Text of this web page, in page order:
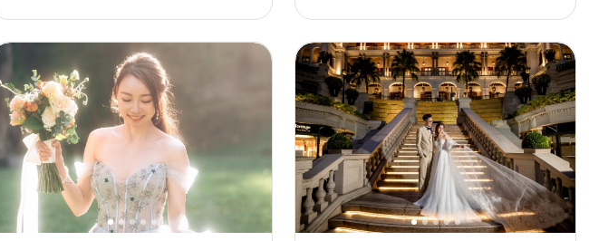
Previous Previous Next